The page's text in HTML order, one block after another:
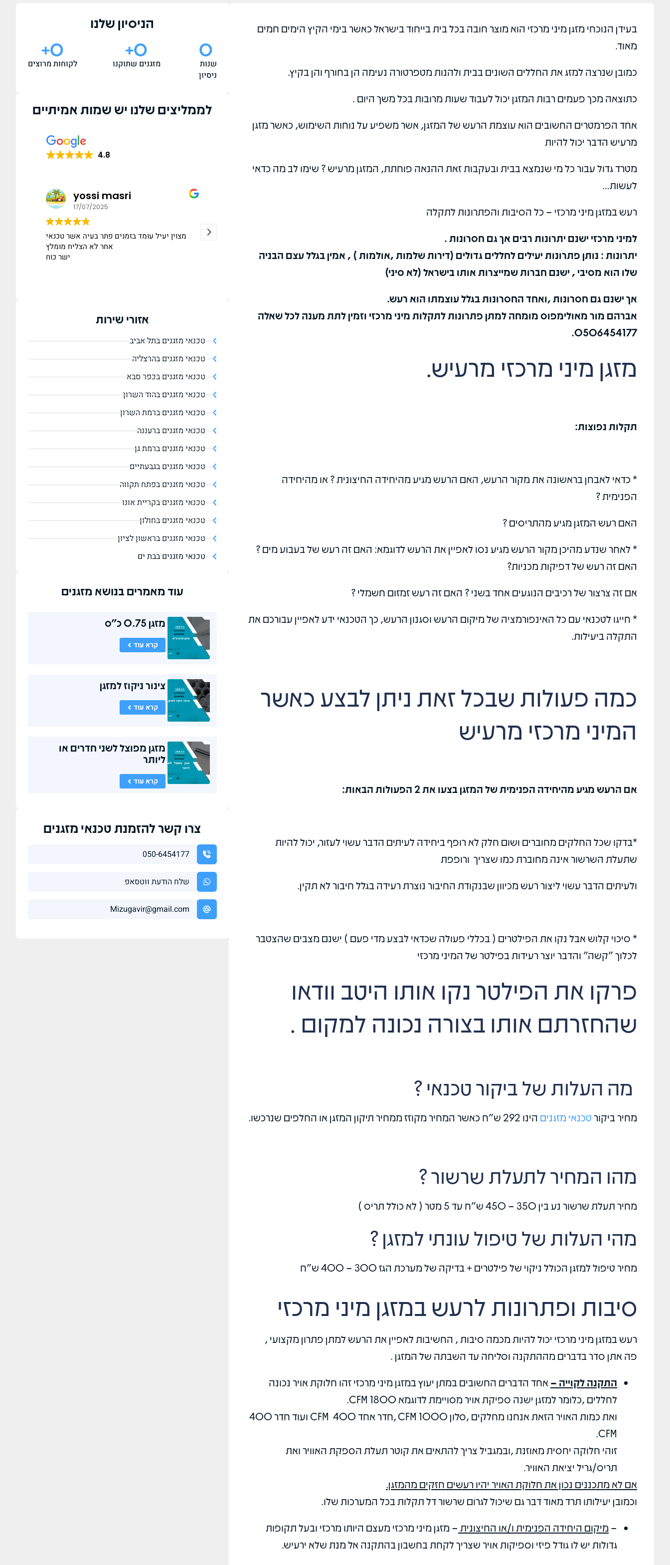
בעידן הנוכחי מזגן מיני מרכזי הוא מוצר חובה בכל בית בייחוד בישראל כאשר בימי הקיץ הימים חמים
מאוד.
כמובן שנרצה למזג את החללים השונים בבית ולהנות מטפרטורה נעימה הן בחורף והן בקיץ.
כתוצאה מכך פעמים רבות המזגן יכול לעבוד שעות מרובות בכל משך היום .
אחד הפרמטרים החשובים הוא עוצמת הרעש של המזגן, אשר משפיע על נוחות השימוש, כאשר מזגן
מרעיש הדבר יכול להיות
מטרד גדול עבור כל מי שנמצא בבית ובעקבות זאת ההנאה פוחתת, המזגן מרעיש ? שימו לב מה כדאי
לעשות…
רעש במזגן מיני מרכזי – כל הסיבות והפתרונות לתקלה
למיני מרכזי ישנם יתרונות רבים אך גם חסרונות .
יתרונות : נותן פתרונות יעילים לחללים גדולים (דירות שלמות ,אולמות ) , אמין בגלל עצם הבניה
שלו הוא מסיבי , ישנם חברות שמייצרות אותו בישראל (לא סיני)
אך ישנם גם חסרונות ,ואחד החסרונות בגלל עוצמתו הוא רעש.
אברהם מור מאולימפוס מומחה למתן פתרונות לתקלות מיני מרכזי וזמין לתת מענה לכל שאלה
0506454177.
מזגן מיני מרכזי מרעיש.
תקלות נפוצות:
* כדאי לאבחן בראשונה את מקור הרעש, האם הרעש מגיע מהיחידה החיצונית ? או מהיחידה
הפנימית ?
האם רעש המזגן מגיע מהתריסים ?
* לאחר שנדע מהיכן מקור הרעש מגיע נסו לאפיין את הרעש לדוגמא: האם זה רעש של בעבוע מים ?
האם זה רעש של דפיקות מכניות?
אם זה צרצור של רכיבים הנוגעים אחד בשני ? האם זה רעש זמזום חשמלי ?
* חייגו לטכנאי עם כל האינפורמציה של מיקום הרעש וסגנון הרעש, כך הטכנאי ידע לאפיין עבורכם את
התקלה ביעילות.
כמה פעולות שבכל זאת ניתן לבצע כאשר
המיני מרכזי מרעיש
אם הרעש מגיע מהיחידה הפנימית של המזגן בצעו את 2 הפעולות הבאות:
*בדקו שכל החלקים מחוברים ושום חלק לא רופף ביחידה לעיתים הדבר עשוי לעזור, יכול להיות
שתעלת השרשור אינה מחוברת כמו שצריך ורופפת
ולעיתים הדבר עשוי ליצור רעש מכיוון שבנקודת החיבור נוצרת רעידה בגלל חיבור לא תקין.
* סיכוי קלוש אבל נקו את הפילטרים ( בכללי פעולה שכדאי לבצע מדי פעם ) ישנם מצבים שהצטבר
לכלוך "קשה" והדבר יוצר רעידות בפילטר של המיני מרכזי
פרקו את הפילטר נקו אותו היטב וודאו
שהחזרתם אותו בצורה נכונה למקום .
מה העלות של ביקור טכנאי ?
מחיר ביקורטכנאי מזגנים הינו 292 ש"ח כאשר המחיר מקוזז ממחיר תיקון המזגן או החלפים שנרכשו.
מהו המחיר לתעלת שרשור ?
מחיר תעלת שרשור נע בין 350 – 450 ש"ח עד 5 מטר ( לא כולל תריס )
מהי העלות של טיפול עונתי למזגן ?
מחיר טיפול למזגן הכולל ניקוי של פילטרים + בדיקה של מערכת הגז 300 – 400 ש"ח
סיבות ופתרונות לרעש במזגן מיני מרכזי
רעש במזגן מיני מרכזי יכול להיות מכמה סיבות , החשיבות לאפיין את הרעש למתן פתרון מקצועי ,
פה אתן סדר בדברים מההתקנה וסליחה עד השבתה של המזגן .
התקנה לקוייה – אחד הדברים החשובים במתן יעוץ במזגן מיני מרכזי זהו חלוקת אויר נכונה
לחללים ,כלומר למזגן ישנה ספיקת אויר מסויימת לדוגמא 1800 CFM.
ואת כמות האויר הזאת אנחנו מחלקים ,סלון 1000 CFM ,חדר אחד 400 CFM ועוד חדר 400
CFM.
זוהי חלוקה יחסית מאוזנת ,ובמגביל צריך להתאים את קוטר תעלת הספקת האוויר ואת
תריס/גריל יציאת האוויר.
אם לא מתכננים נכון את חלוקת האויר יהיו רעשים חזקים מהמזגן.
וכמובן יעילותו תרד מאוד דבר גם שיכול לגרום שרשור דל תקלות בכל המערכות שלו.
– מיקום היחידה הפנימית ו/או החיצונית – מזגן מיני מרכזי מעצם היותו מרכזי ובעל תקופות
גדולות יש לו גודל פיזי וספיקות אויר שצריך לקחת בחשבון בהתקנה אל מנת שלא ירעיש.
הניסיון שלנו
שנות
ניסיון
0
מזגנים שתוקנו
0
+
לקוחות מרוצים
0
+
לממליצים שלנו יש שמות אמיתיים
4.8
yossi masri
17/07/2025
מצוין יעיל עומד בזמנים פתר בעיה אשר טכנאי
אחר לא הצליח מומלץ
ישר כוח
הותן שירות ברמה הכי מקצועית, ובאמת בנחיר
12/07/2025
מלאך
אחלה מיקצועי
אזורי שירות
טכנאי מזגנים בתל אביב
טכנאי מזגנים בהרצליה
טכנאי מזגנים בכפר סבא
טכנאי מזגנים בהוד השרון
טכנאי מזגנים ברמת השרון
טכנאי מזגנים ברעננה
טכנאי מזגנים ברמת גן
טכנאי מזגנים בגבעתיים
טכנאי מזגנים בפתח תקווה
טכנאי מזגנים בקריית אונו
טכנאי מזגנים בחולון
טכנאי מזגנים בראשון לציון
טכנאי מזגנים בבת ים
עוד מאמרים בנושאמזגנים
מזגן 0.75 כ"ס
קרא עוד
צינור ניקוז למזגן
קרא עוד
מזגן מפוצל לשני חדרים או
ליותר
קרא עוד
צרו קשר להזמנת טכנאי מזגנים
050-6454177
שלח הודעת ווטסאפ
Mizugavir@gmail.com